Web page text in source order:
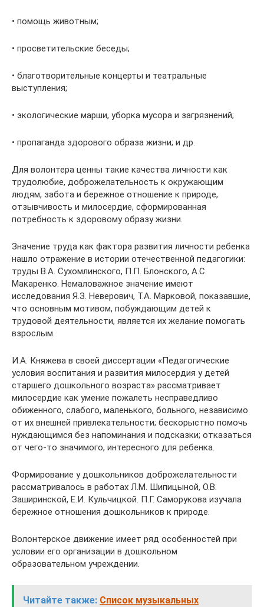
• помощь животным;
• просветительские беседы;
• благотворительные концерты и театральные
выступления;
• экологические марши, уборка мусора и загрязнений;
• пропаганда здорового образа жизни; и др.
Для волонтера ценны такие качества личности как
трудолюбие, доброжелательность к окружающим
людям, забота и бережное отношение к природе,
отзывчивость и милосердие, сформированная
потребность к здоровому образу жизни.
Значение труда как фактора развития личности ребенка
нашло отражение в истории отечественной педагогики:
труды В.А. Сухомлинского, П.П. Блонского, А.С.
Макаренко. Немаловажное значение имеют
исследования Я.З. Неверович, Т.А. Марковой, показавшие,
что основным мотивом, побуждающим детей к
трудовой деятельности, является их желание помогать
взрослым.
И.А. Княжева в своей диссертации «Педагогические
условия воспитания и развития милосердия у детей
старшего дошкольного возраста» рассматривает
милосердие как умение пожалеть несправедливо
обиженного, слабого, маленького, больного, независимо
от их внешней привлекательности; бескорыстно помочь
нуждающимся без напоминания и подсказки; отказаться
от чего-то значимого, интересного для ребенка.
Формирование у дошкольников доброжелательности
рассматривалось в работах Л.М. Шипицыной, О.В.
Заширинской, Е.И. Кульчицкой. П.Г. Саморукова изучала
бережное отношения дошкольников к природе.
Волонтерское движение имеет ряд особенностей при
условии его организации в дошкольном
образовательном учреждении.
Читайте также: Список музыкальных